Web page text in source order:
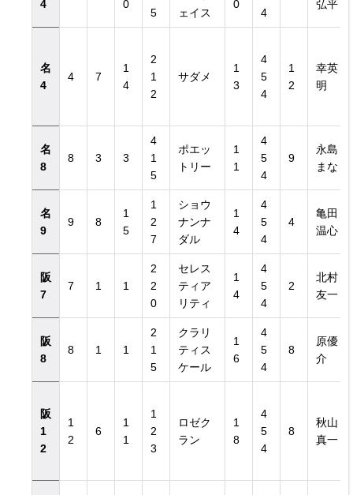
4
0
5
ェイス
0
4
弘平
名
4
4 7
1
4
2
1
2
サダメ
1
3
4
5
4
1
2
幸英
明
名
8
8 3 3
4
1
5
ポエッ
トリー
1
1
4
5
4
9
永島
まな
名
9
9 8
1
5
1
2
7
ショウ
ナンナ
ダル
1
4
4
5
4
4
亀田
温心
阪
7
7 1 1
2
2
0
セレス
ティア
リティ
1
4
4
5
4
2
北村
友一
阪
8
8 1 1
2
1
5
クラリ
ティス
ケール
1
6
4
5
4
8
原優
介
阪
1
2
1
2
6
1
1
1
2
3
ロゼク
ラン
1
8
4
5
4
8
秋山
真一